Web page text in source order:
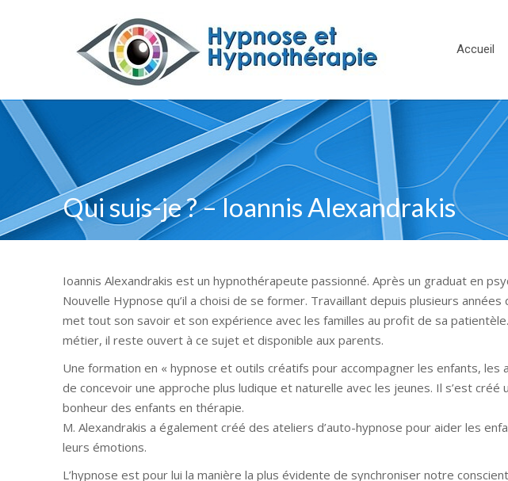
Accueil
Qui suis-je ? – Ioannis Alexandrakis
Ioannis Alexandrakis est un hypnothérapeute passionné. Après un graduat en
Nouvelle Hypnose qu’il a choisi de se former. Travaillant depuis plusieurs années
met tout son savoir et son expérience avec les familles au profit de sa
métier, il reste ouvert à ce sujet et disponible aux parents.
Une formation en « hypnose et outils créatifs pour accompagner les enfants, les
de concevoir une approche plus ludique et naturelle avec les jeunes. Il s’est
bonheur des enfants en thérapie.
M. Alexandrakis a également créé des ateliers d’auto-hypnose pour aider les
leurs émotions.
L’hypnose est pour lui la manière la plus évidente de synchroniser notre